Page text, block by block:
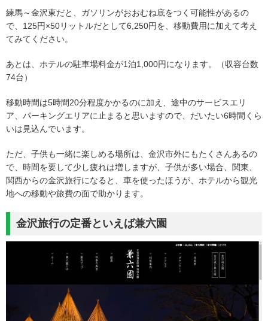
練馬～金沢東だと、ガソリンがおおむね底をつく可能性があるの
で、125円×50リットルだとして6,250円を、移動費用に加えて考え
てみてください。
あとは、ホテルの駐車場料金が1泊1,000円になります。（収容台数
74台）
移動時間は5時間20分程度かかるのに加え、途中のサービスエリ
ア、パーキングエリアに止まると思いますので、だいたい6時間くら
いは見込んでいます。
ただ、子供も一緒に楽しめる場所は、金沢市外にもたくさんあるの
で、時間を要して少し疲れは増しますが、子供が多い場合、関東、
関西からの金沢旅行になると、車を使ったほうが、ホテルから観光
地への移動や旅費の面で助かります。
金沢旅行の定番といえば兼六園